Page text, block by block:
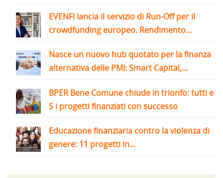
EVENFI lancia il servizio di Run-Off per il
crowdfunding europeo. Rendimento...
Nasce un nuovo hub quotato per la finanza
alternativa delle PMI: Smart Capital,...
BPER Bene Comune chiude in trionfo: tutti e
5 i progetti finanziati con successo
Educazione finanziaria contro la violenza di
genere: 11 progetti in...